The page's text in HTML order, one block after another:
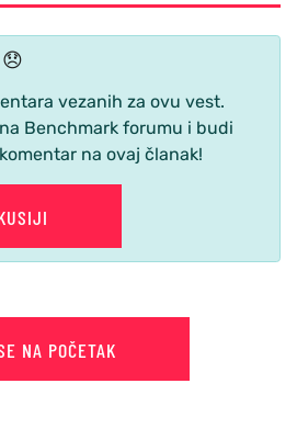
vezanih za ovu vest.
Benchmark forumu i budi
na ovaj članak!
NA POČETAK